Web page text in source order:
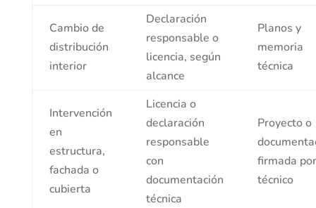
Cambio de
distribución
interior
Declaración
responsable o
licencia, según
alcance
Planos y
memoria
técnica
Intervención
en
estructura,
fachada o
cubierta
Licencia o
declaración
responsable
con
documentación
técnica
Proyecto o
firmada por
técnico